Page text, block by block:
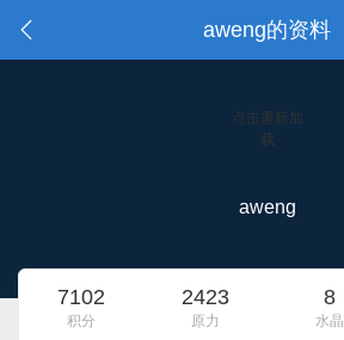
aweng的资料
点击重新加
载
aweng
7102
积分
2423
原力
8
水晶